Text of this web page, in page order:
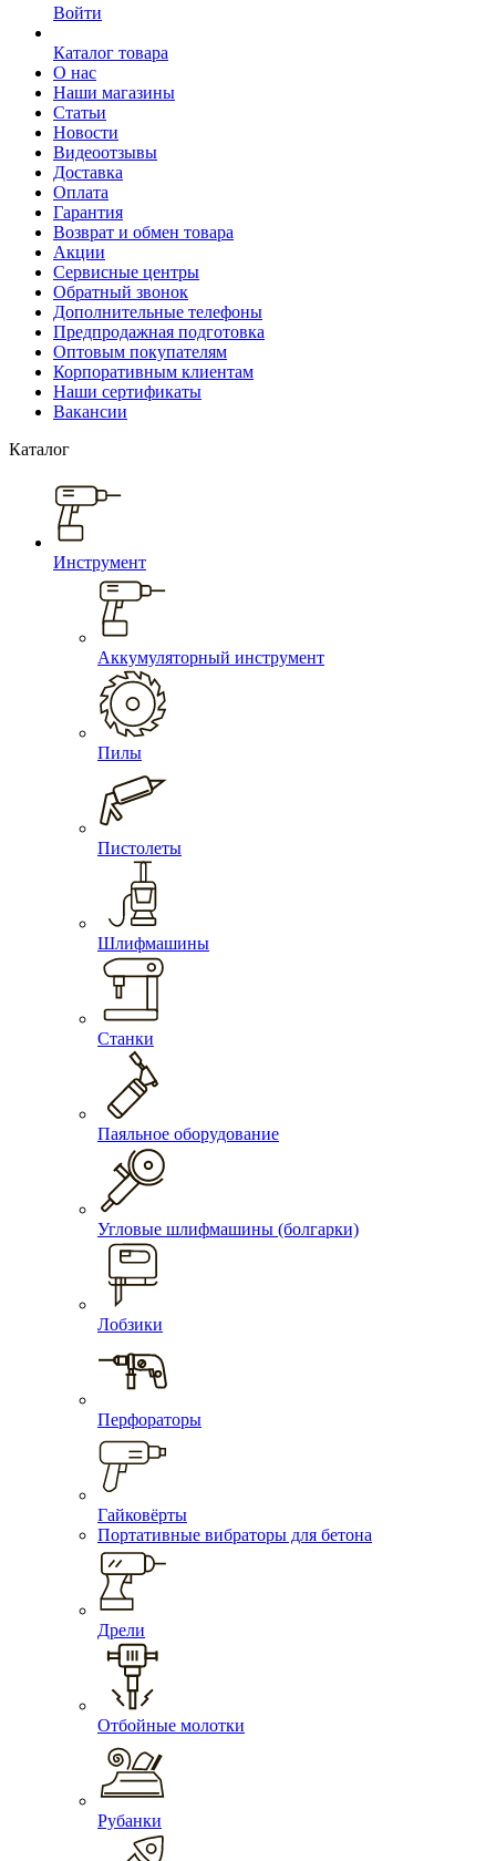
Войти
Каталог товара
О нас
Наши магазины
Статьи
Новости
Видеоотзывы
Доставка
Оплата
Гарантия
Возврат и обмен товара
Акции
Сервисные центры
Обратный звонок
Дополнительные телефоны
Предпродажная подготовка
Оптовым покупателям
Корпоративным клиентам
Наши сертификаты
Вакансии
Каталог
Инструмент
Аккумуляторный инструмент
Пилы
Пистолеты
Шлифмашины
Станки
Паяльное оборудование
Угловые шлифмашины (болгарки)
Лобзики
Перфораторы
Гайковёрты
Портативные вибраторы для бетона
Дрели
Отбойные молотки
Рубанки